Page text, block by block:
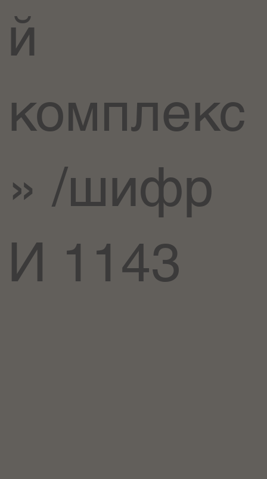
й
комплекс
» /шифр
И 1143